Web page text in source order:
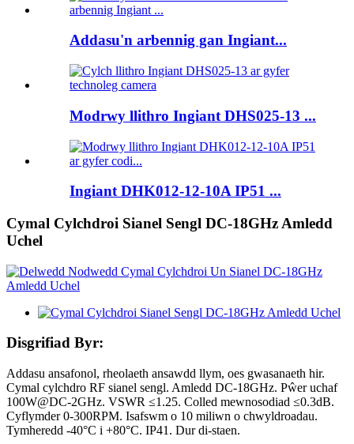
Addasu'n arbennig gan Ingiant...
Modrwy llithro Ingiant DHS025-13 ...
Ingiant DHK012-12-10A IP51 ...
Cymal Cylchdroi Sianel Sengl DC-18GHz Amledd
Uchel
Disgrifiad Byr:
Addasu ansafonol, rheolaeth ansawdd llym, oes gwasanaeth hir.
Cymal cylchdro RF sianel sengl. Amledd DC-18GHz. Pŵer uchaf
100W@DC-2GHz. VSWR ≤1.25. Colled mewnosodiad ≤0.3dB.
Cyflymder 0-300RPM. Isafswm o 10 miliwn o chwyldroadau.
Tymheredd -40°C i +80°C. IP41. Dur di-staen.